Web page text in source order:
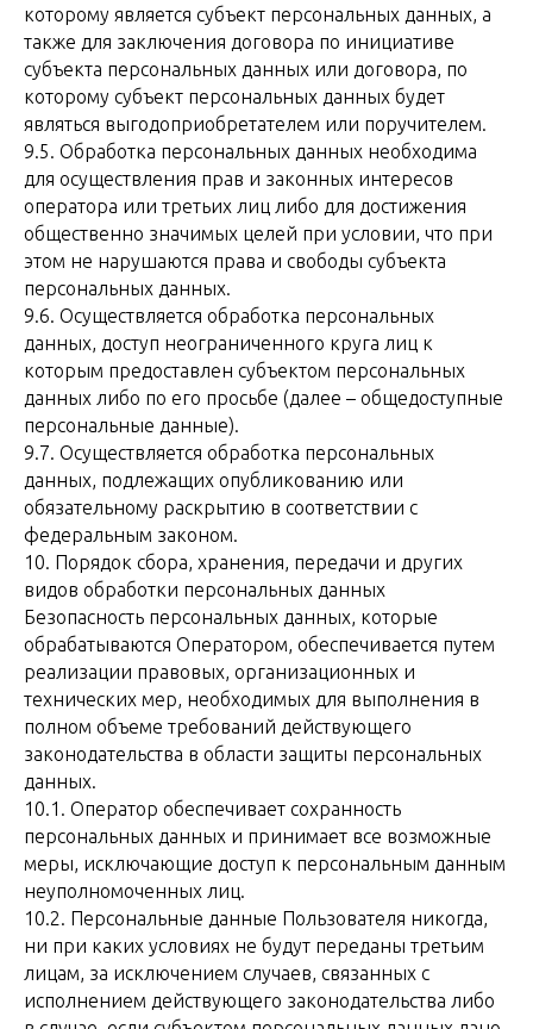
которому является субъект персональных данных, а
также для заключения договора по инициативе
субъекта персональных данных или договора, по
которому субъект персональных данных будет
являться выгодоприобретателем или поручителем.
9.5. Обработка персональных данных необходима
для осуществления прав и законных интересов
оператора или третьих лиц либо для достижения
общественно значимых целей при условии, что при
этом не нарушаются права и свободы субъекта
персональных данных.
9.6. Осуществляется обработка персональных
данных, доступ неограниченного круга лиц к
которым предоставлен субъектом персональных
данных либо по его просьбе (далее – общедоступные
персональные данные).
9.7. Осуществляется обработка персональных
данных, подлежащих опубликованию или
обязательному раскрытию в соответствии с
федеральным законом.
10. Порядок сбора, хранения, передачи и других
видов обработки персональных данных
Безопасность персональных данных, которые
обрабатываются Оператором, обеспечивается путем
реализации правовых, организационных и
технических мер, необходимых для выполнения в
полном объеме требований действующего
законодательства в области защиты персональных
данных.
10.1. Оператор обеспечивает сохранность
персональных данных и принимает все возможные
меры, исключающие доступ к персональным данным
неуполномоченных лиц.
10.2. Персональные данные Пользователя никогда,
ни при каких условиях не будут переданы третьим
лицам, за исключением случаев, связанных с
исполнением действующего законодательства либо